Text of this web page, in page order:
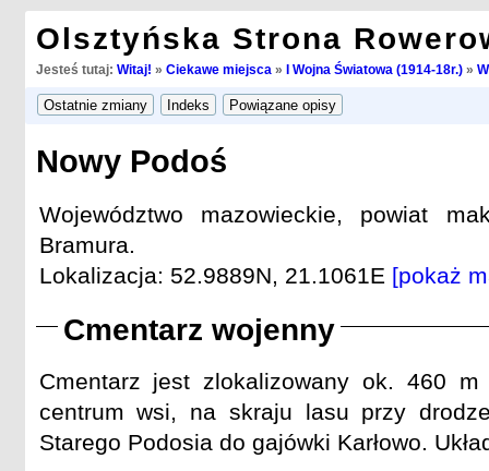
Olsztyńska Strona
Jesteś tutaj: Witaj! » Ciekawe miejsca » I Wojna Światowa (1914-18r.)»
Nowy Podoś
Województwo mazowieckie, powiat
Bramura.
Lokalizacja: 52.9889N, 21.1061E [pokaż
Cmentarz wojenny
Cmentarz jest zlokalizowany ok. 460 m
centrum wsi, na skraju lasu przy
Starego Podosia do gajówki Karłowo.